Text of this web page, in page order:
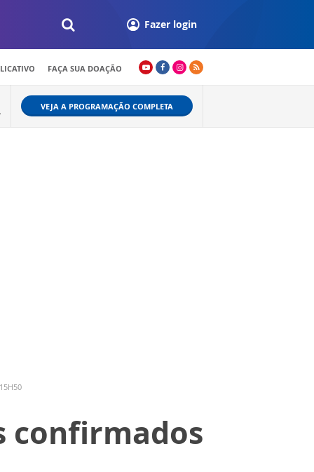
Fazer login
FAÇA SUA DOAÇÃO
VEJA A PROGRAMAÇÃO COMPLETA
confirmados